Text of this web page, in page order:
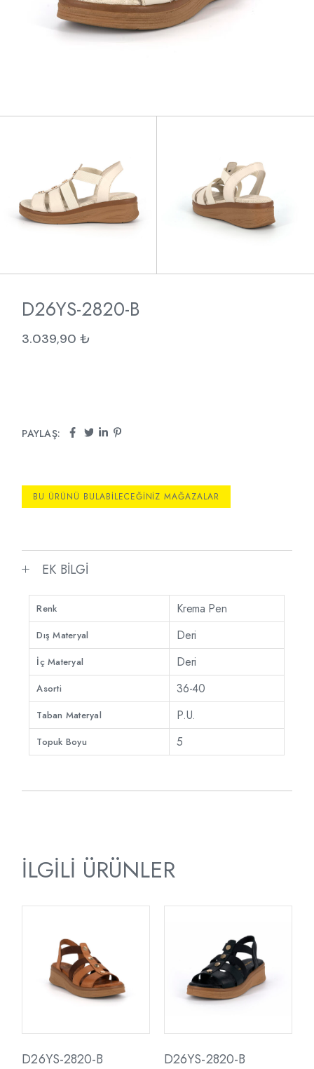
D26YS-2820-B
3.039,90₺
PAYLAŞ:
BU ÜRÜNÜ BULABILECEĞINIZ MAĞAZALAR
EK BILGI
Renk Krema Pen
Dış Materyal Deri
İç Materyal Deri
Asorti 36-40
Taban Materyal P.U.
Topuk Boyu 5
İLGILI ÜRÜNLER
D26YS-2820-B D26YS-2820-B